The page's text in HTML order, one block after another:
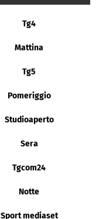
Tg4
Mattina
Tg5
Pomeriggio
Studioaperto
Sera
Tgcom24
Notte
Sport mediaset